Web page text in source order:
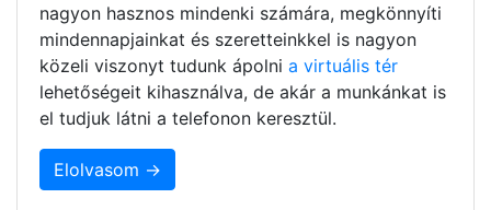
nagyon hasznos mindenki számára, megkönnyíti
mindennapjainkat és szeretteinkkel is nagyon
közeli viszonyt tudunk ápolni a virtuális tér
lehetőségeit kihasználva, de akár a munkánkat is
el tudjuk látni a telefonon keresztül.
Elolvasom →